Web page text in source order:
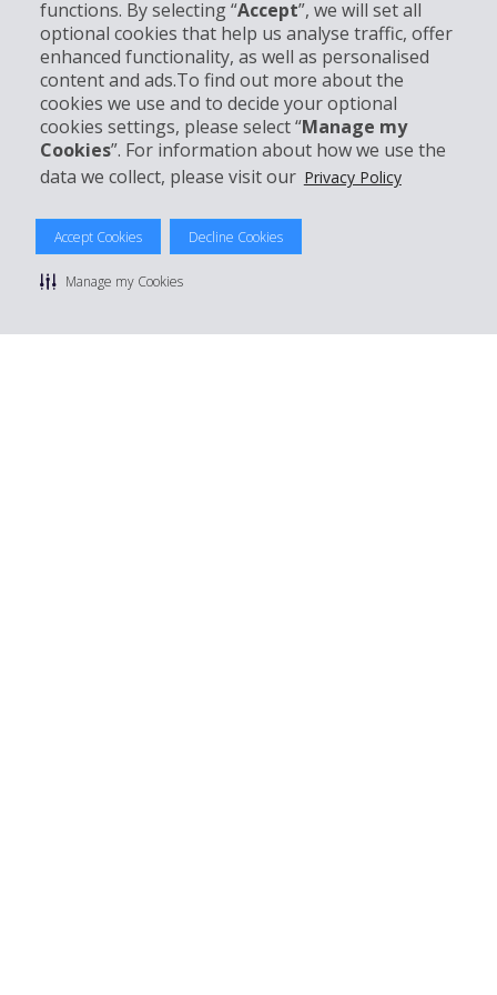
functions. By selecting “Accept”, we will set all
optional cookies that help us analyse traffic, offer
enhanced functionality, as well as personalised
content and ads.To find out more about the
cookies we use and to decide your optional
cookies settings, please select “Manage my
Cookies”. For information about how we use the
data we collect, please visit our Privacy Policy
Accept Cookies Decline Cookies
Manage my Cookies
Support client
Réserver avec Hertz
© 2026 The Hertz System, Inc.
Politique de confidentialité | Conditions d'utilisation du site
Conditions de location
Gérer mes cookies